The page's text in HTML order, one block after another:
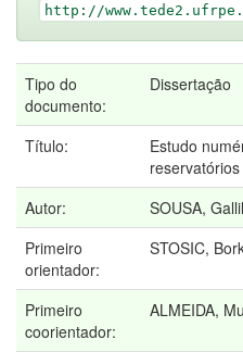
http://
Tipo do
documento:
Dissertação
Título:
Estudo
Autor:
SOUSA,
Primeiro
orientador:
STOSIC,
Primeiro
coorientador:
ALMEIDA,